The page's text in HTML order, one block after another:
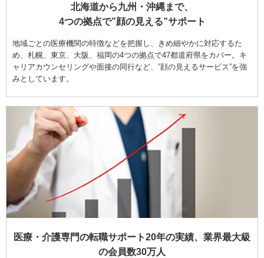
北海道から九州・沖縄まで、
4つの拠点で”顔の見える”サポート
地域ごとの医療機関の特徴などを把握し、きめ細やかに対応するた
め、札幌、東京、大阪、福岡の4つの拠点で47都道府県をカバー。キ
ャリアカウンセリングや面接の同行など、”顔の見えるサービス”を強
みとしています。
医療・介護専門の転職サポート20年の実績、業界最大級
の会員数30万人